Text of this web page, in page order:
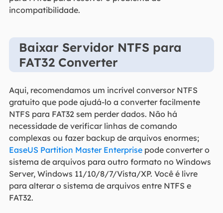
incompatibilidade.
Baixar Servidor NTFS para
FAT32 Converter
Aqui, recomendamos um incrível conversor NTFS
gratuito que pode ajudá-lo a converter facilmente
NTFS para FAT32 sem perder dados. Não há
necessidade de verificar linhas de comando
complexas ou fazer backup de arquivos enormes;
EaseUS Partition Master Enterprisepode converter o
sistema de arquivos para outro formato no Windows
Server, Windows 11/10/8/7/Vista/XP. Você é livre
para alterar o sistema de arquivos entre NTFS e
FAT32.